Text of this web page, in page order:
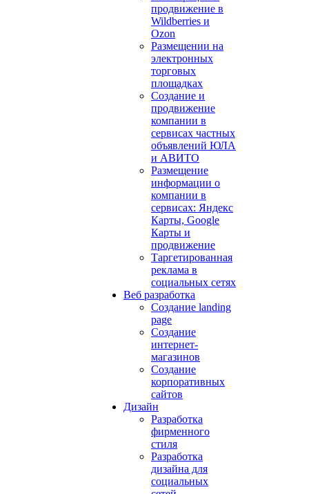
продвижение в
Wildberries и
Ozon
Размещении на
электронных
торговых
площадках
Создание и
продвижение
компании в
сервисах частных
объявлений ЮЛА
и АВИТО
Размещение
информации о
компании в
сервисах: Яндекс
Карты, Google
Карты и
продвижение
Таргетированная
реклама в
социальных сетях
Веб разработка
Создание landing
page
Создание
интернет-
магазинов
Создание
корпоративных
сайтов
Дизайн
Разработка
фирменного
стиля
Разработка
дизайна для
социальных